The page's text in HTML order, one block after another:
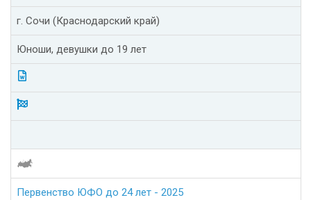
г. Сочи (Краснодарский край)
Юноши, девушки до 19 лет
Первенство ЮФО до 24 лет - 2025